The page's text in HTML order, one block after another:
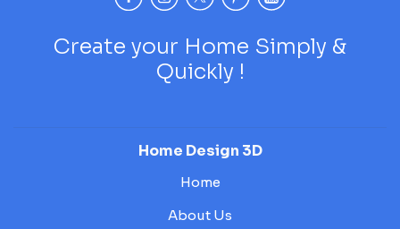
Create your Home Simply &
Quickly !
Home Design 3D
Home
About Us